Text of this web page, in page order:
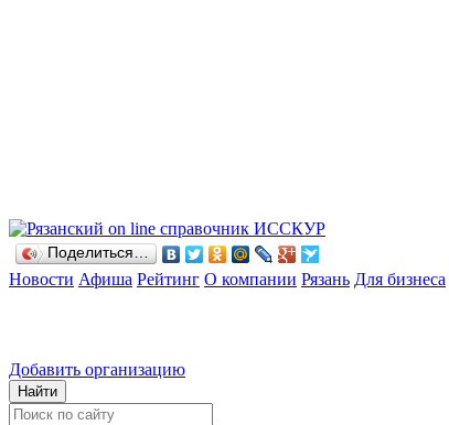
Поделиться…
Новости Афиша Рейтинг О компании Рязань Для бизнеса
Добавить организацию